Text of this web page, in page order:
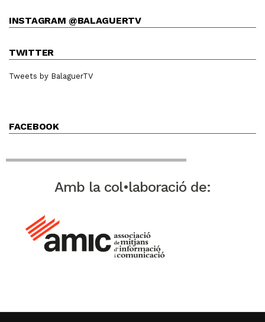
INSTAGRAM @BALAGUERTV
TWITTER
Tweets by BalaguerTV
FACEBOOK
Amb la col•laboració de: